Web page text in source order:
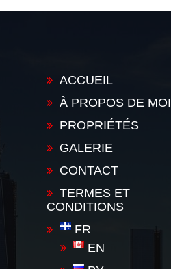
ACCUEIL
À PROPOS DE MOI
PROPRIÉTÉS
GALERIE
CONTACT
TERMES ET
CONDITIONS
FR
EN